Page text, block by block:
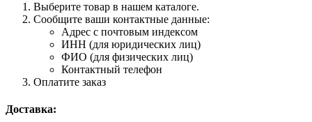
Выберите товар в нашем каталоге.
Сообщите ваши контактные данные:
Адрес с почтовым индексом
ИНН (для юридических лиц)
ФИО (для физических лиц)
Контактный телефон
Оплатите заказ
Доставка: